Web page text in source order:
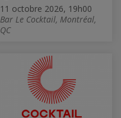
11 octobre 2026, 19h00
Bar Le Cocktail, Montréal,
QC